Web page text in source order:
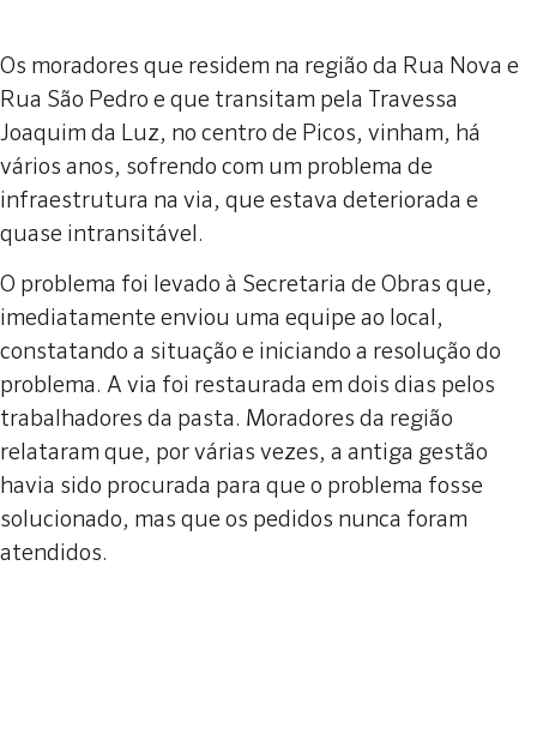
Os moradores que residem na região da Rua Nova e
Rua São Pedro e que transitam pela Travessa
Joaquim da Luz, no centro de Picos, vinham, há
vários anos, sofrendo com um problema de
infraestrutura na via, que estava deteriorada e
quase intransitável.
O problema foi levado à Secretaria de Obras que,
imediatamente enviou uma equipe ao local,
constatando a situação e iniciando a resolução do
problema. A via foi restaurada em dois dias pelos
trabalhadores da pasta. Moradores da região
relataram que, por várias vezes, a antiga gestão
havia sido procurada para que o problema fosse
solucionado, mas que os pedidos nunca foram
atendidos.